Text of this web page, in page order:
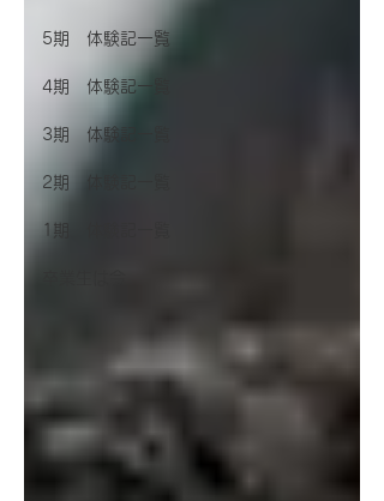
5期 体験記一覧
4期 体験記一覧
3期 体験記一覧
2期 体験記一覧
1期 体験記一覧